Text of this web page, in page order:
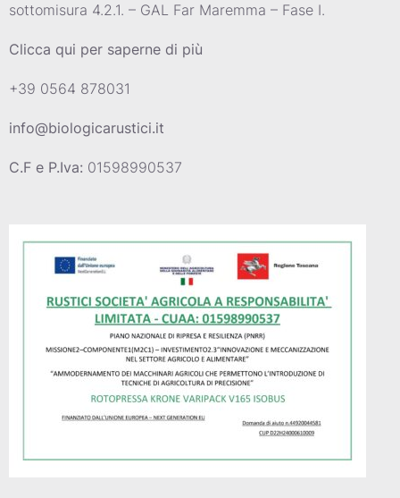
sottomisura 4.2.1. – GAL Far Maremma – Fase I.
Clicca qui per saperne di più
+39 0564 878031
info@biologicarustici.it
C.F e P.Iva: 01598990537